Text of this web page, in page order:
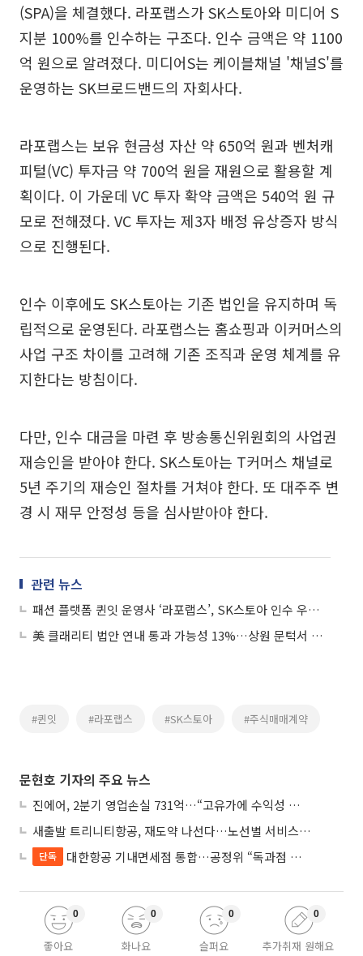
(SPA)을 체결했다. 라포랩스가 SK스토아와 미디어 S
지분 100%를 인수하는 구조다. 인수 금액은 약 1100
억 원으로 알려졌다. 미디어S는 케이블채널 '채널S'를
운영하는 SK브로드밴드의 자회사다.
라포랩스는 보유 현금성 자산 약 650억 원과 벤처캐
피털(VC) 투자금 약 700억 원을 재원으로 활용할 계
획이다. 이 가운데 VC 투자 확약 금액은 540억 원 규
모로 전해졌다. VC 투자는 제3자 배정 유상증자 방식
으로 진행된다.
인수 이후에도 SK스토아는 기존 법인을 유지하며 독
립적으로 운영된다. 라포랩스는 홈쇼핑과 이커머스의
사업 구조 차이를 고려해 기존 조직과 운영 체계를 유
지한다는 방침이다.
다만, 인수 대금을 마련 후 방송통신위원회의 사업권
재승인을 받아야 한다. SK스토아는 T커머스 채널로
5년 주기의 재승인 절차를 거쳐야 한다. 또 대주주 변
경 시 재무 안정성 등을 심사받아야 한다.
관련 뉴스
패션 플랫폼 퀸잇 운영사 ‘라포랩스’, SK스토아 인수 우선협상대상자 선정
美 클래리티 법안 연내 통과 가능성 13%…상원 문턱서 제동
#퀸잇 #라포랩스 #SK스토아 #주식매매계약
문현호 기자의 주요 뉴스
진에어, 2분기 영업손실 731억…“고유가에 수익성 악화”
새출발 트리니티항공, 재도약 나선다…노선별 서비스 차별화
단독 대한항공 기내면세점 통합…공정위 “독과점 여부 따진다”
좋아요
0
화나요
0
슬퍼요
0
추가취재 원해요
0